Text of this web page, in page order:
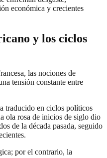
económica y crecientes
y los ciclos
las nociones de
tensión constante entre
traducido en ciclos políticos
ola rosa de inicios de siglo dio
de la década pasada, seguido
por el contrario, la